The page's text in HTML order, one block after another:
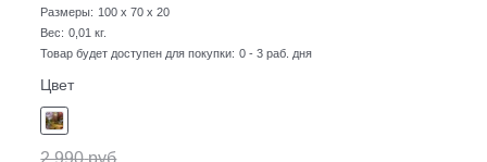
Размеры: 100 x 70 x 20
Вес: 0,01 кг.
Товар будет доступен для покупки: 0 - 3 раб. дня
Цвет
2 990 руб